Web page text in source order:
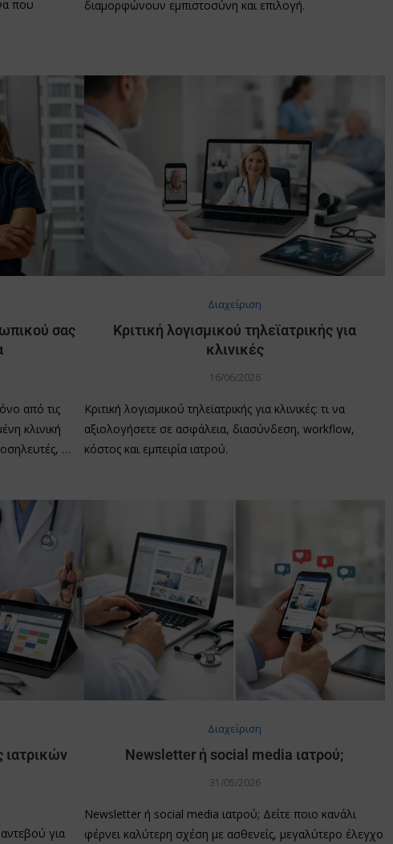
που
διαμορφώνουν εμπιστοσύνη και επιλογή.
σας
από τις
κλινική
…
Διαχείριση
Κριτική λογισμικού τηλεϊατρικής για
κλινικές
16/06/2026
Κριτική λογισμικού τηλεϊατρικής για κλινικές: τι να
αξιολογήσετε σε ασφάλεια, διασύνδεση, workflow,
κόστος και εμπειρία ιατρού.
ιατρικών
για
Διαχείριση
Newsletter ή social media ιατρού;
31/05/2026
Newsletter ή social media ιατρού; Δείτε ποιο κανάλι
φέρνει καλύτερη σχέση με ασθενείς, μεγαλύτερο έλεγχο